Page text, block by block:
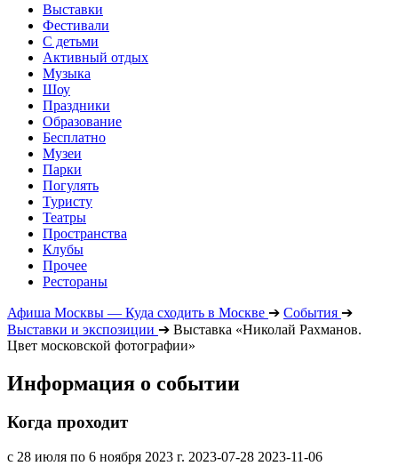
Выставки
Фестивали
С детьми
Активный отдых
Музыка
Шоу
Праздники
Образование
Бесплатно
Музеи
Парки
Погулять
Туристу
Театры
Пространства
Клубы
Прочее
Рестораны
Афиша Москвы — Куда сходить в Москве ➔ События ➔
Выставки и экспозиции ➔ Выставка «Николай Рахманов.
Цвет московской фотографии»
Информация о событии
Когда проходит
с 28 июля по 6 ноября 2023 г. 2023-07-28 2023-11-06